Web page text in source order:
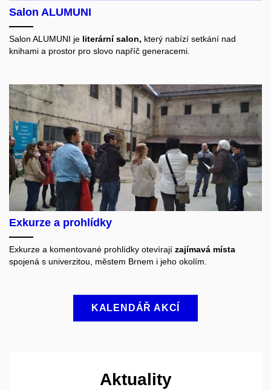
Salon ALUMUNI
Salon ALUMUNI je literární salon, který nabízí setkání nad
knihami a prostor pro slovo napříč generacemi.
Exkurze a prohlídky
Exkurze a komentované prohlídky otevírají zajímavá místa
spojená s univerzitou, městem Brnem i jeho okolím.
KALENDÁŘ AKCÍ
Aktuality